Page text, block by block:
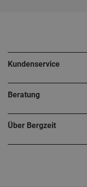
Kundenservice
Beratung
Über Bergzeit